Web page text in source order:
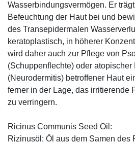
Wasserbindungsvermögen. Er
Befeuchtung der Haut bei und
des Transepidermalen
keratoplastisch, in höherer
wird daher auch zur Pflege von
(Schuppenflechte) oder atopischer
(Neurodermitis) betroffener Haut
ferner in der Lage, das irritierende
zu verringern.
Ricinus Communis Seed Oil:
Rizinusöl: Öl aus dem Samen des